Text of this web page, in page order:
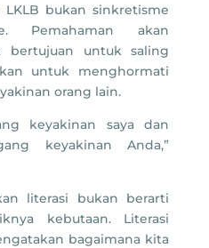
bukan sinkretisme
Pemahaman akan
bertujuan untuk saling
untuk menghormati
orang lain.
keyakinan saya dan
keyakinan Anda,”
literasi bukan berarti
kebutaan. Literasi
bagaimana kita